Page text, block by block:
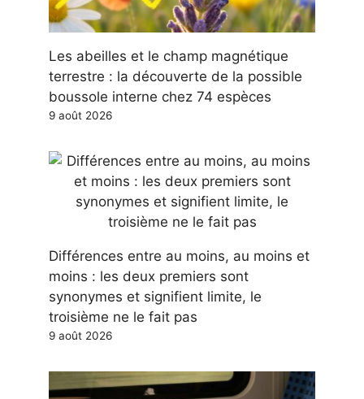
Les abeilles et le champ magnétique
terrestre : la découverte de la possible
boussole interne chez 74 espèces
9 août 2026
Différences entre au moins, au moins et
moins : les deux premiers sont
synonymes et signifient limite, le
troisième ne le fait pas
9 août 2026